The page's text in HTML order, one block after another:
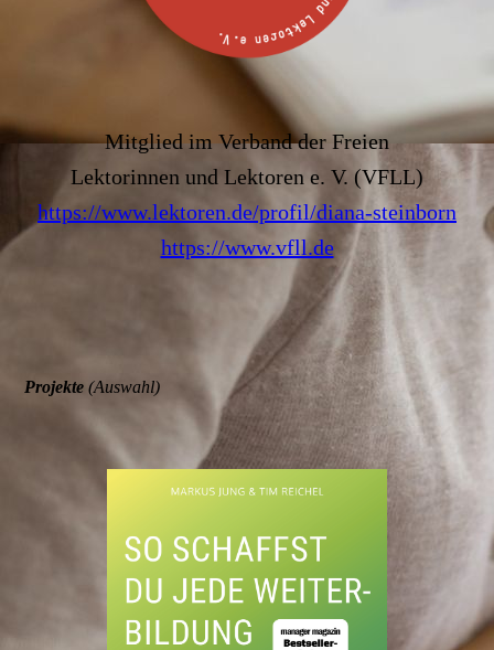
Mitglied im Verband der Freien
Lektorinnen und Lektoren e. V. (VFLL)
https://www.lektoren.de/profil/diana-steinborn
https://www.vfll.de
Projekte (Auswahl)